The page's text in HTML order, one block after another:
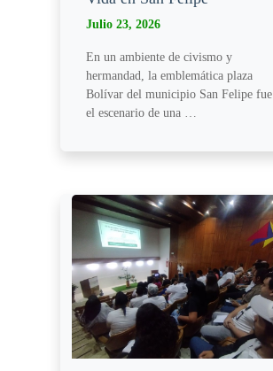
Julio 23, 2026
En un ambiente de civismo y
hermandad, la emblemática plaza
Bolívar del municipio San Felipe fue
el escenario de una …